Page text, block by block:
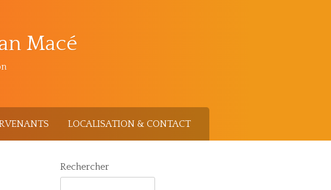
Macé
LOCALISATION & CONTACT
Rechercher